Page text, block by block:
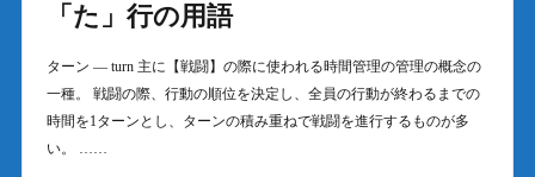
「た」行の用語
ターン — turn 主に【戦闘】の際に使われる時間管理の管理の概念の
一種。 戦闘の際、行動の順位を決定し、全員の行動が終わるまでの
時間を1ターンとし、ターンの積み重ねで戦闘を進行するものが多
い。 ……